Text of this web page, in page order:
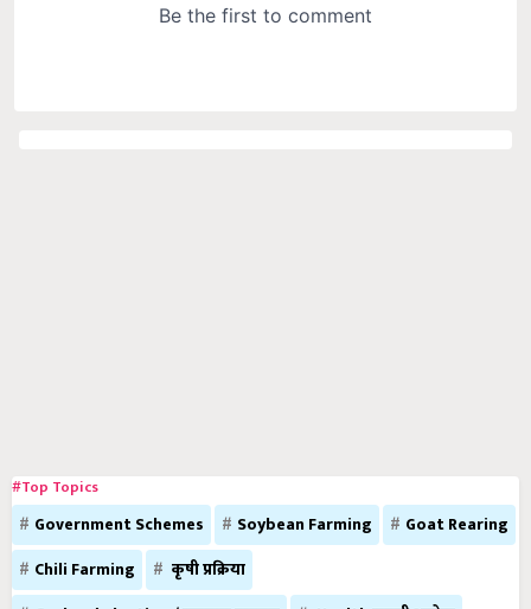
#Top Topics
Government Schemes Soybean Farming
Goat Rearing
Chili Farming
कृषी प्रक्रिया